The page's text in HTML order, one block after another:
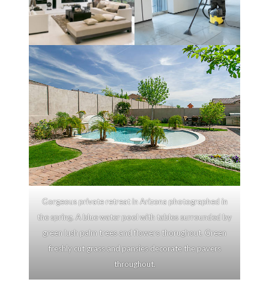
Gorgeous private retreat in Arizona photographed in
the spring. A blue water pool with tables surrounded by
green lush palm trees and flowers thorughout. Green
freshly cut grass and pansies decorate the pavers
throughout.